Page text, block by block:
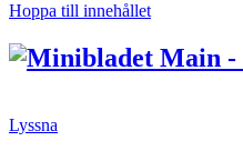
Hoppa till innehållet
Lyssna